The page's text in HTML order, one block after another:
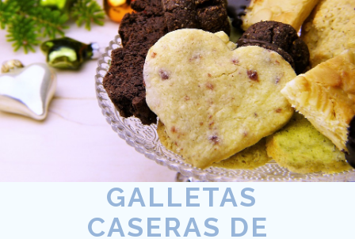
GALLETAS
CASERAS DE